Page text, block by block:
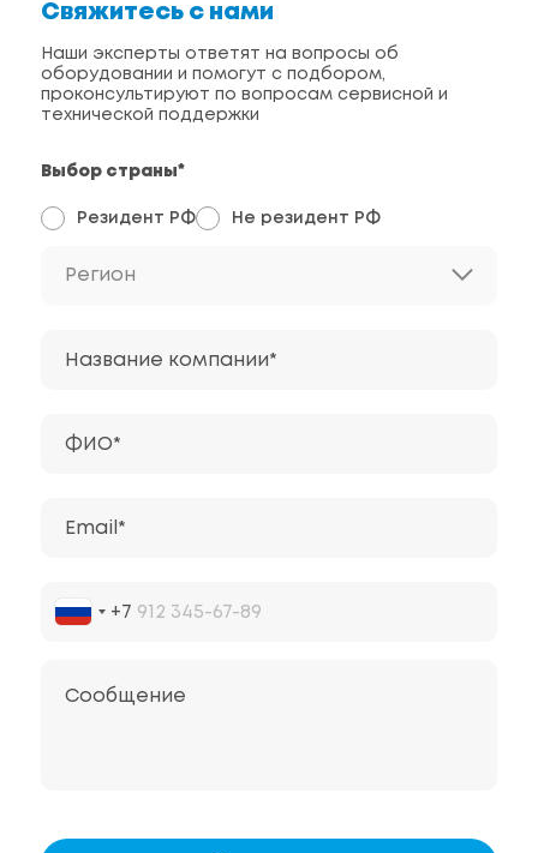
Свяжитесь с нами
Наши эксперты ответят на вопросы об
оборудовании и помогут с подбором,
проконсультируют по вопросам сервисной и
технической поддержки
Выбор страны*
Резидент РФ Не резидент РФ
Регион
Название компании*
ФИО*
Email*
+7
Сообщение